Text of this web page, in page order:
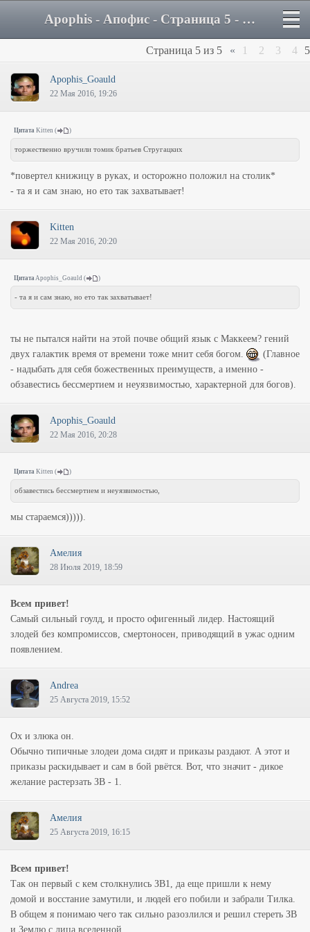
Apophis - Апофис - Страница 5 - Форум
Страница 5 из 5 « 1 2 3 4 5
Apophis_Goauld
22 Мая 2016, 19:26
Цитата Kitten ( )
торжественно вручили томик братьев Стругацких
*повертел книжицу в руках, и осторожно положил на столик*
- та я и сам знаю, но ето так захватывает!
Kitten
22 Мая 2016, 20:20
Цитата Apophis_Goauld ( )
- та я и сам знаю, но ето так захватывает!
ты не пытался найти на этой почве общий язык с Маккеем? гений
двух галактик время от времени тоже мнит себя богом.
(Главное
- надыбать для себя божественных преимуществ, а именно -
обзавестись бессмертием и неуязвимостью, характерной для богов).
Apophis_Goauld
22 Мая 2016, 20:28
Цитата Kitten ( )
обзавестись бессмертием и неуязвимостью,
мы стараемся))))).
Амелия
28 Июля 2019, 18:59
Всем привет!
Самый сильный гоулд, и просто офигенный лидер. Настоящий
злодей без компромиссов, смертоносен, приводящий в ужас одним
появлением.
Andrea
25 Августа 2019, 15:52
Ох и злюка он.
Обычно типичные злодеи дома сидят и приказы раздают. А этот и
приказы раскидывает и сам в бой рвётся. Вот, что значит - дикое
желание растерзать ЗВ - 1.
Амелия
25 Августа 2019, 16:15
Всем привет!
Так он первый с кем столкнулись ЗВ1, да еще пришли к нему
домой и восстание замутили, и людей его побили и забрали Тилка.
В общем я понимаю чего так сильно разозлился и решил стереть ЗВ
и Землю с лица вселенной.